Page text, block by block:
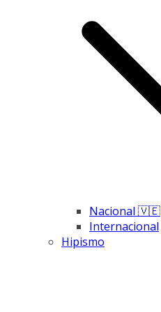
Nacional 🇻🇪
Internacional
Hipismo